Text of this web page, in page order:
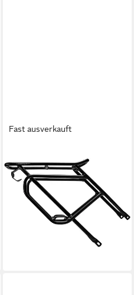
Fast ausverkauft
Fahrrad-Gepäckträger 630 (1-
St), Gepäckträger Fahrrad E
Bike Fully
Fahrradgepäckträger 29 Zoll
UVP69,90 €
lieferbar - in 4-5 Werktagen bei dir